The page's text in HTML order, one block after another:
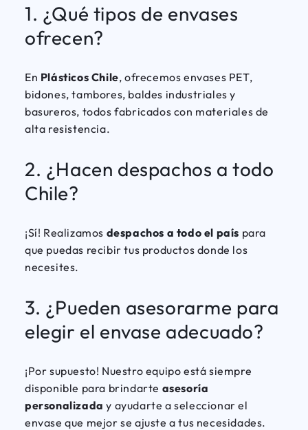
1. ¿Qué tipos de envases
ofrecen?
En Plásticos Chile, ofrecemos envases PET,
bidones, tambores, baldes industriales y
basureros, todos fabricados con materiales de
alta resistencia.
2. ¿Hacen despachos a todo
Chile?
¡Sí! Realizamos despachos a todo el país para
que puedas recibir tus productos donde los
necesites.
3. ¿Pueden asesorarme para
elegir el envase adecuado?
¡Por supuesto! Nuestro equipo está siempre
disponible para brindarte asesoría
personalizada y ayudarte a seleccionar el
envase que mejor se ajuste a tus necesidades.